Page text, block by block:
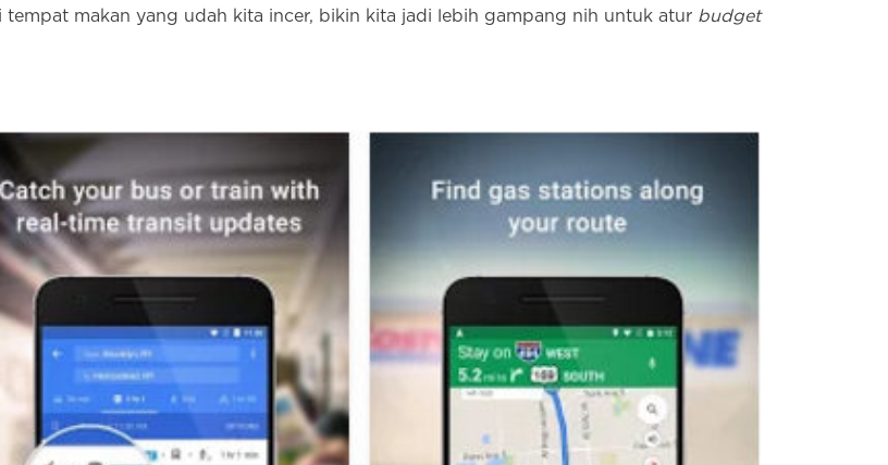
makan yang udah kita incer, bikin kita jadi lebih gampang nih untuk atur budget